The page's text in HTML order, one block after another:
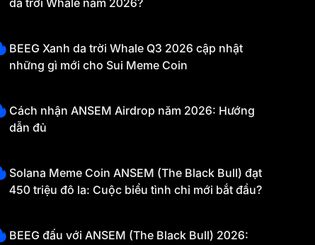
da trời Whale năm 2026?
BEEG Xanh da trời Whale Q3 2026 cập nhật
những gì mới cho Sui Meme Coin
Cách nhận ANSEM Airdrop năm 2026: Hướng
dẫn đủ
Solana Meme Coin ANSEM (The Black Bull) đạt
450 triệu đô la: Cuộc biểu tình chỉ mới bắt đầu?
BEEG đấu với ANSEM (The Black Bull) 2026: